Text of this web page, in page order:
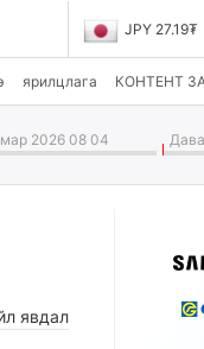
JPY 27.19₮
ярилцлага КОНТЕНТ
2026 08 04
явдал